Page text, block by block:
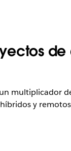
multiplicador
y